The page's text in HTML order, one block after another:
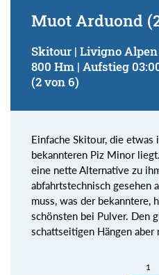
Muot Arduond
Skitour | Livigno
800 Hm | Aufstieg
(2 von 6)
Einfache Skitour, die
bekannteren Piz Minor
eine nette Alternative zu
abfahrtstechnisch gesehen
muss, was der bekanntere,
schönsten bei Pulver. Den
schattseitigen Hängen aber
1